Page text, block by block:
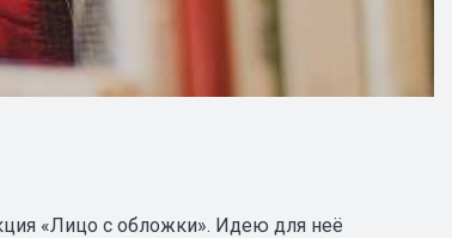
«Лицо с обложки». Идею для неё